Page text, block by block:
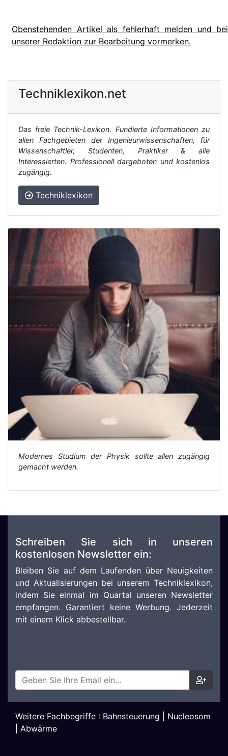
Obenstehenden Artikel als fehlerhaft melden und bei
unserer Redaktion zur Bearbeitung vormerken.
Techniklexikon.net
Das freie Technik-Lexikon. Fundierte Informationen zu
allen Fachgebieten der Ingenieurwissenschaften, für
Wissenschaftler, Studenten, Praktiker & alle
Interessierten. Professionell dargeboten und kostenlos
zugängig.
Techniklexikon
Modernes Studium der Physik sollte allen zugängig
gemacht werden.
Schreiben Sie sich in unseren
kostenlosen Newsletter ein:
Bleiben Sie auf dem Laufenden über Neuigkeiten
und Aktualisierungen bei unserem Techniklexikon,
indem Sie einmal im Quartal unseren Newsletter
empfangen. Garantiert keine Werbung. Jederzeit
mit einem Klick abbestellbar.
Weitere Fachbegriffe : Bahnsteuerung
Nucleosom
Abwärme